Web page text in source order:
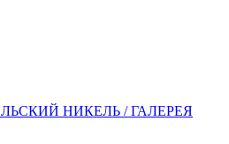
НИКЕЛЬ / ГАЛЕРЕЯ